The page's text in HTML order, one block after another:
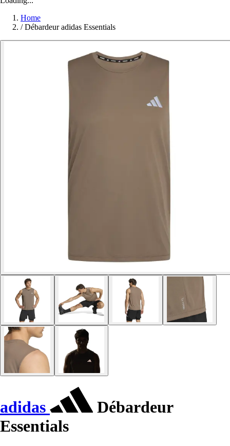
Home
/ Débardeur adidas Essentials
adidas
Débardeur
Essentials